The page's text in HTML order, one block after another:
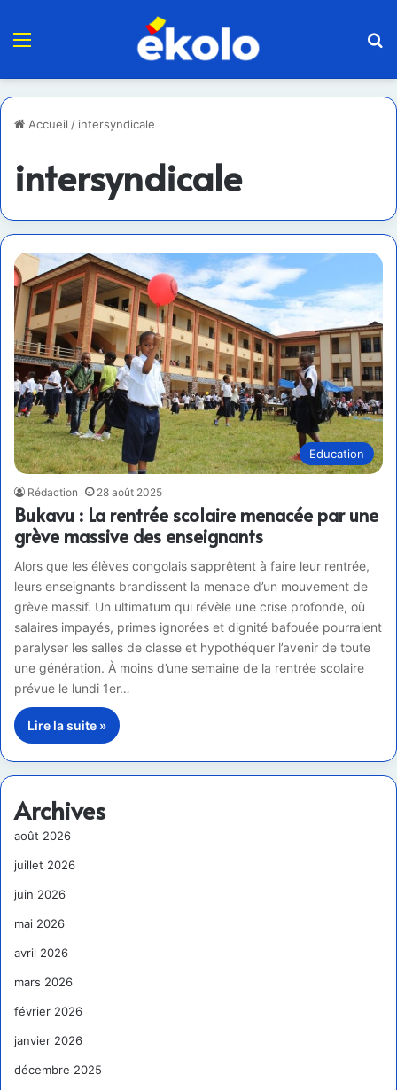
Menu
Accueil / intersyndicale
intersyndicale
Education
Rédaction 28 août 2025
Bukavu : La rentrée scolaire menacée par une
grève massive des enseignants
Alors que les élèves congolais s’apprêtent à faire leur rentrée,
leurs enseignants brandissent la menace d’un mouvement de
grève massif. Un ultimatum qui révèle une crise profonde, où
salaires impayés, primes ignorées et dignité bafouée pourraient
paralyser les salles de classe et hypothéquer l’avenir de toute
une génération. À moins d’une semaine de la rentrée scolaire
prévue le lundi 1er…
Lire la suite »
Archives
août 2026
juillet 2026
juin 2026
mai 2026
avril 2026
mars 2026
février 2026
janvier 2026
décembre 2025